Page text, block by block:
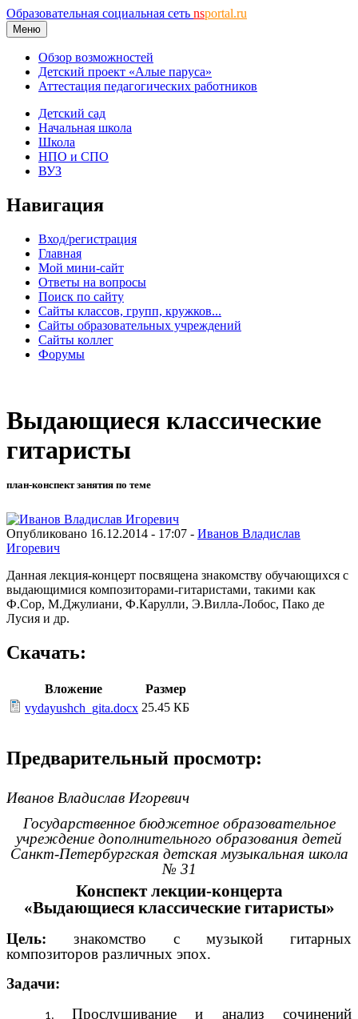
Образовательная социальная сеть nsportal.ru
Меню
Обзор возможностей
Детский проект «Алые паруса»
Аттестация педагогических работников
Детский сад
Начальная школа
Школа
НПО и СПО
ВУЗ
Навигация
Вход/регистрация
Главная
Мой мини-сайт
Ответы на вопросы
Поиск по сайту
Сайты классов, групп, кружков...
Сайты образовательных учреждений
Сайты коллег
Форумы
Выдающиеся классические
гитаристы
план-конспект занятия по теме
Опубликовано 16.12.2014 - 17:07 - Иванов Владислав
Игоревич
Данная лекция-концерт посвящена знакомству обучающихся с
выдающимися композиторами-гитаристами, такими как
Ф.Сор, М.Джулиани, Ф.Карулли, Э.Вилла-Лобос, Пако де
Лусия и др.
Скачать:
Вложение
Размер
vydayushch_gita.docx 25.45 КБ
Предварительный просмотр:
Иванов Владислав Игоревич
Государственное бюджетное образовательное
учреждение дополнительного образования детей
Санкт-Петербургская детская музыкальная школа
№ 31
Конспект лекции-концерта
«Выдающиеся классические гитаристы»
Цель: знакомство с музыкой гитарных
композиторов различных эпох.
Задачи:
Прослушивание и анализ сочинений